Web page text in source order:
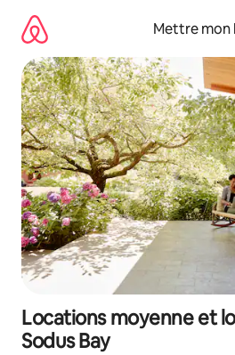
directement
contenu
Mettre mon
Locations moyenne et
Sodus Bay